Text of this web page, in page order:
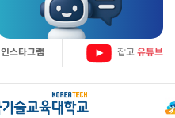
인스타그램 잡고 유튜브